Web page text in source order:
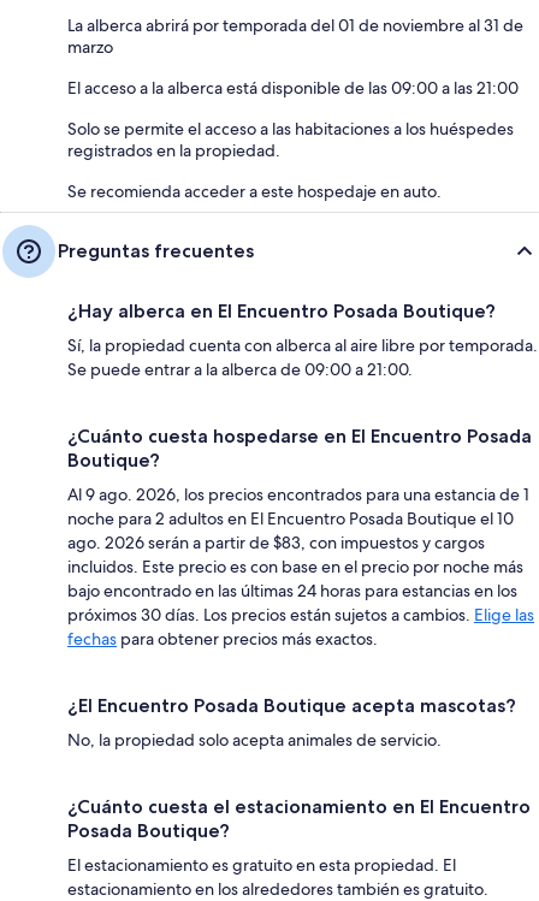
La alberca abrirá por temporada del 01 de noviembre al 31 de
marzo
El acceso a la alberca está disponible de las 09:00 a las 21:00
Solo se permite el acceso a las habitaciones a los huéspedes
registrados en la propiedad.
Se recomienda acceder a este hospedaje en auto.
Preguntas frecuentes
¿Hay alberca en El Encuentro Posada Boutique?
Sí, la propiedad cuenta con alberca al aire libre por temporada.
Se puede entrar a la alberca de 09:00 a 21:00.
¿Cuánto cuesta hospedarse en El Encuentro Posada
Boutique?
Al 9 ago. 2026, los precios encontrados para una estancia de 1
noche para 2 adultos en El Encuentro Posada Boutique el 10
ago. 2026 serán a partir de $83, con impuestos y cargos
incluidos. Este precio es con base en el precio por noche más
bajo encontrado en las últimas 24 horas para estancias en los
próximos 30 días. Los precios están sujetos a cambios. Elige las
fechas para obtener precios más exactos.
¿El Encuentro Posada Boutique acepta mascotas?
No, la propiedad solo acepta animales de servicio.
¿Cuánto cuesta el estacionamiento en El Encuentro
Posada Boutique?
El estacionamiento es gratuito en esta propiedad. El
estacionamiento en los alrededores también es gratuito.